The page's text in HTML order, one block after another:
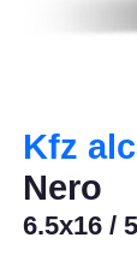
Kfz
Nero
6.5x16 /